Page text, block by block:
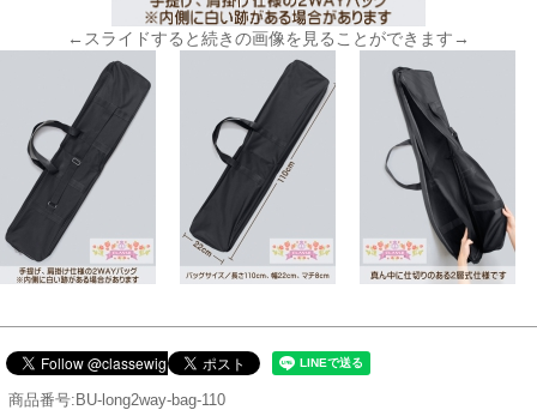
←スライドすると続きの画像を見ることができます→
商品番号:BU-long2way-bag-110